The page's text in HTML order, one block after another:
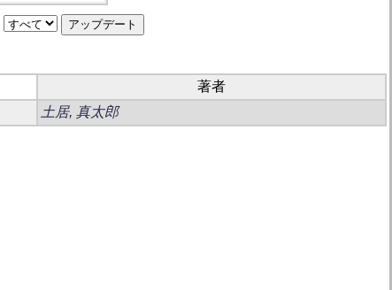
著者
土居, 真太郎